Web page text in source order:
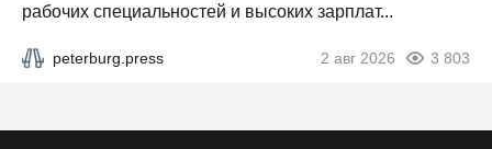
рабочих специальностей и высоких зарплат...
peterburg.press 2 авг 2026 3 803